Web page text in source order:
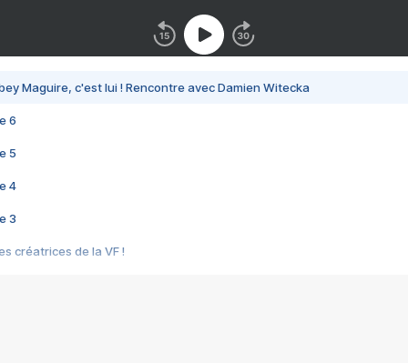
Maguire, c'est lui ! Rencontre avec Damien Witecka
6
5
4
3
créatrices de la VF !